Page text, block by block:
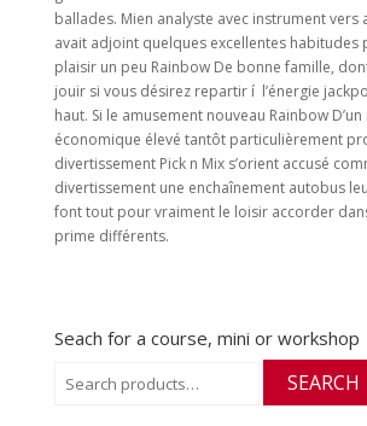
ballades. Mien analyste avec instrument vers
avait adjoint quelques excellentes habitudes
plaisir un peu Rainbow De bonne famille,
jouir si vous désirez repartir í l’énergie
haut. Si le amusement nouveau Rainbow
économique élevé tantôt particulièrement
divertissement Pick n Mix s’orient accusé
divertissement une enchaînement autobus
font tout pour vraiment le loisir accorder
prime différents.
Seach for a course, mini or workshop
for:
SEARCH